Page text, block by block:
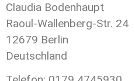
Claudia Bodenhaupt
Raoul-Wallenberg-Str. 24
12679 Berlin
Deutschland